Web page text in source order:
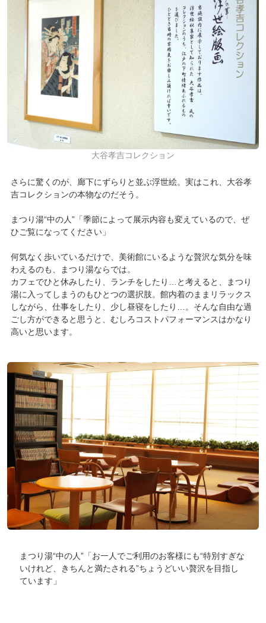
大谷孝吉コレクション
さらに驚くのが、廊下にずらりと並ぶ浮世絵。実はこれ、大谷孝
吉コレクションの本物なのだそう。
まつり湯“中の人”「季節によって展示内容も変えているので、ぜ
ひご覧になってください」
何気なく歩いているだけで、美術館にいるような贅沢な気分を味
わえるのも、まつり湯ならでは。
カフェでひと休みしたり、ランチをしたり…と考えると、まつり
湯に入ってしまうのもひとつの選択肢。館内着のままリラックス
しながら、仕事をしたり、少し昼寝をしたり…。そんな自由な過
ごし方ができると思うと、むしろコストパフォーマンスはかなり
高いと思います。
まつり湯“中の人”「お一人でご利用のお客様にも“特別すぎな
いけれど、きちんと満たされる”ちょうどいい贅沢を目指し
ています」